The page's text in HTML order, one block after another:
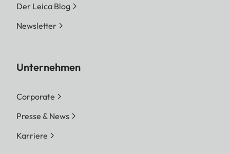
Der Leica Blog
Newsletter
Unternehmen
Corporate
Presse & News
Karriere